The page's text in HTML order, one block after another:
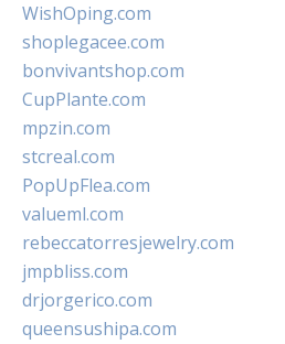
WishOping.com
shoplegacee.com
bonvivantshop.com
CupPlante.com
mpzin.com
stcreal.com
PopUpFlea.com
valueml.com
rebeccatorresjewelry.com
jmpbliss.com
drjorgerico.com
queensushipa.com